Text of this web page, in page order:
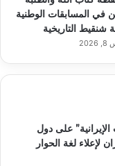
في المسابقات الوطنية
شنقيط التاريخية
الإيرانية” على دول
لإعلاء لغة الحوار